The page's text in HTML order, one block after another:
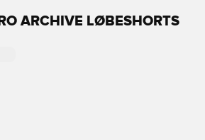
ARCHIVE LØBESHORTS